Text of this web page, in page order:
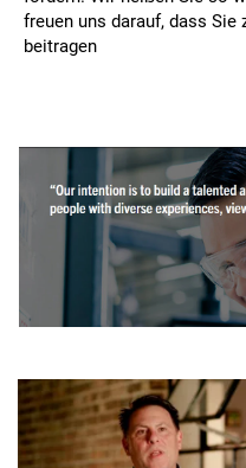
freuen uns darauf, dass
beitragen